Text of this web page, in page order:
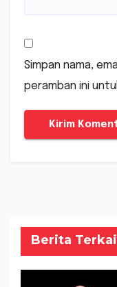
Simpan nama,
peramban ini
Berita